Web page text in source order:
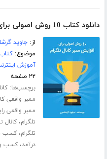
دانلود کتاب 10 روش اصولی برای افزایش ممبر کانال تلگرام‎
از:جاوید
موضوع:
آموزش
۲۲ صفحه
برچسب‌ها:
ممبر واقعی
ممبر واقعی
تلگرام،کانال
تلگرام،کسب
درآمد،کسب و